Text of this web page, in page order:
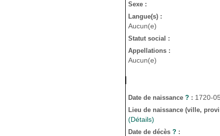
Sexe :
Langue(s) :
Aucun(e)
Statut social :
Appellations :
Aucun(e)
Date de naissance ? : 1720-
Lieu de naissance (ville,
(Détails)
Date de décès ? :